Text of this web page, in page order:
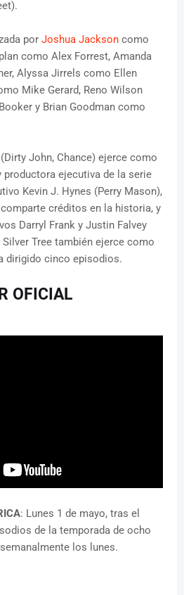
por Joshua Jackson como
como Alex Forrest, Amanda
Alyssa Jirrels como Ellen
Mike Gerard, Reno Wilson
y Brian Goodman como
John, Chance) ejerce como
productora ejecutiva de la serie
Kevin J. Hynes (Perry Mason),
créditos en la historia, y
Darryl Frank y Justin Falvey
Tree también ejerce como
dirigido cinco episodios.
OFICIAL
: Lunes 1 de mayo, tras el
de la temporada de ocho
los lunes.